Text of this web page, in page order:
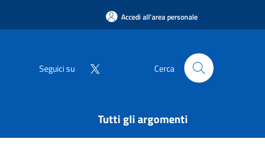
Accedi all'area personale
Seguici su Cerca
Tutti gli argomenti